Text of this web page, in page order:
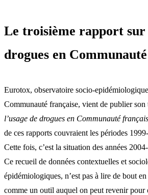
Le troisième rapport sur
drogues en
Eurotox, observatoire socio-
Communauté française, vient de publier son
l’usage de drogues en Communauté
de ces rapports couvraient les périodes
Cette fois, c’est la situation des années
Ce recueil de données contextuelles et
épidémiologiques, n’est pas à lire de bout
comme un outil auquel on peut revenir pour